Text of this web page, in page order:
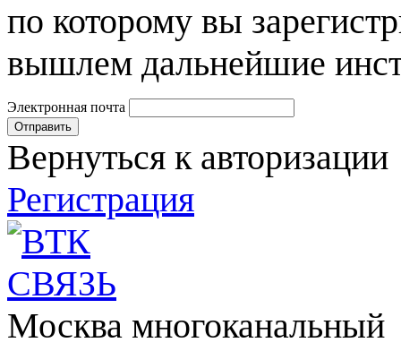
по которому вы
вышлем дальнейшие
Электронная почта
Вернуться к авторизации
Регистрация
Москва многоканальный